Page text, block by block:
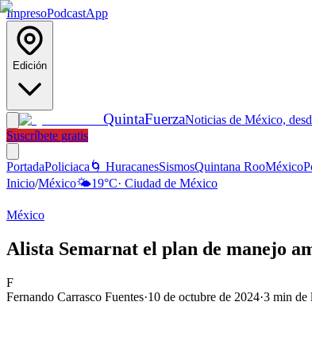
ImpresoPodcastApp
Edición
QuintaFuerzaNoticias de México,
Suscríbete gratis
PortadaPoliciaca 🌀 HuracanesSismosQuintana RooMéxico
Inicio/México🌤️19°C· Ciudad de México
México
Alista Semarnat el plan de manejo
F
Fernando Carrasco Fuentes·10 de octubre de 2024·3 min de